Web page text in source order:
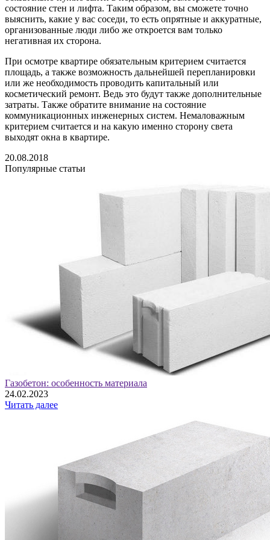
состояние стен и лифта. Таким образом, вы сможете точно
выяснить, какие у вас соседи, то есть опрятные и аккуратные,
организованные люди либо же откроется вам только
негативная их сторона.
При осмотре квартире обязательным критерием считается
площадь, а также возможность дальнейшей перепланировки
или же необходимость проводить капитальный или
косметический ремонт. Ведь это будут также дополнительные
затраты. Также обратите внимание на состояние
коммуникационных инженерных систем. Немаловажным
критерием считается и на какую именно сторону света
выходят окна в квартире.
20.08.2018
Популярные статьи
Газобетон: особенность материала
24.02.2023
Читать далее